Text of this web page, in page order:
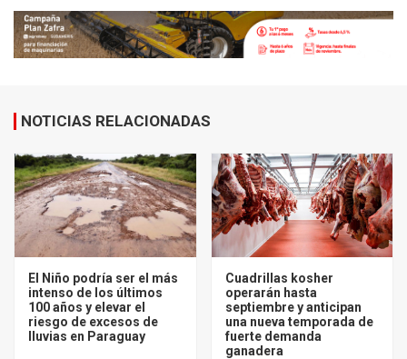
NOTICIAS RELACIONADAS
El Niño podría ser el más
intenso de los últimos
100 años y elevar el
riesgo de excesos de
lluvias en Paraguay
Cuadrillas kosher
operarán hasta
septiembre y anticipan
una nueva temporada de
fuerte demanda
ganadera